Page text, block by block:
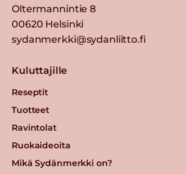
Oltermannintie 8
00620 Helsinki
sydanmerkki@sydanliitto.fi
Kuluttajille
Reseptit
Tuotteet
Ravintolat
Ruokaideoita
Mikä Sydänmerkki on?